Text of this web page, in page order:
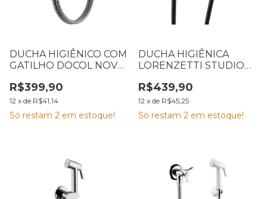
DUCHA HIGIÊNICO COM
GATILHO DOCOL NOVA
R$399,90
12 x de R$41,14
Só restam 2 em estoque!
DUCHA HIGIÊNICA
LORENZETTI STUDIO
R$439,90
12 x de R$45,25
Só restam 2 em estoque!